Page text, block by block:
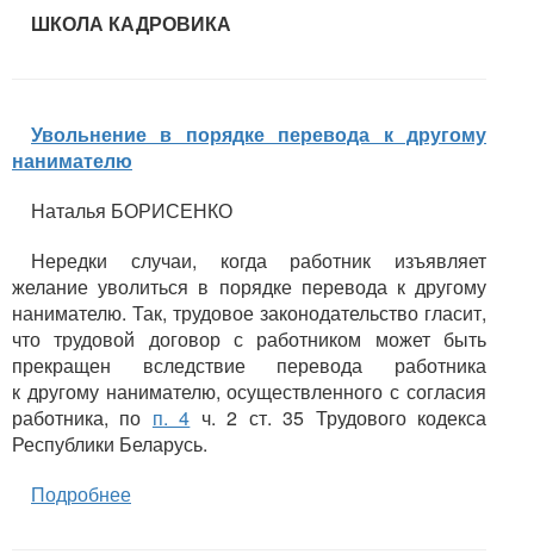
ШКОЛА КАДРОВИКА
Увольнение в порядке перевода к другому
нанимателю
Наталья БОРИСЕНКО
Нередки случаи, когда работник изъявляет
желание уволиться в порядке перевода к другому
нанимателю. Так, трудовое законодательство гласит,
что трудовой договор с работником может быть
прекращен вследствие перевода работника
к другому нанимателю, осуществленного с согласия
работника, по п. 4 ч. 2 ст. 35 Трудового кодекса
Республики Беларусь.
Подробнее